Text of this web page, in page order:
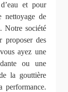
et pour
nettoyage de
Notre société
proposer des
ayez une
ou une
la gouttière
performance.